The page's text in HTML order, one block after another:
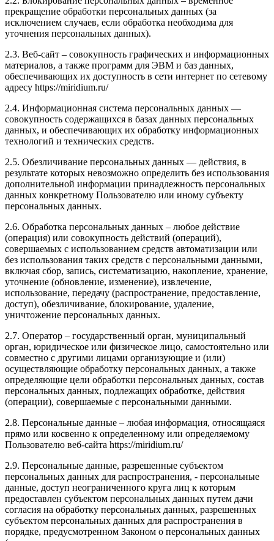
прекращение обработки персональных данных (за
исключением случаев, если обработка необходима для
уточнения персональных данных).
2.3. Веб-сайт – совокупность графических и информационных
материалов, а также программ для ЭВМ и баз данных,
обеспечивающих их доступность в сети интернет по сетевому
адресу https://miridium.ru/
2.4. Информационная система персональных данных —
совокупность содержащихся в базах данных персональных
данных, и обеспечивающих их обработку информационных
технологий и технических средств.
2.5. Обезличивание персональных данных — действия, в
результате которых невозможно определить без использования
дополнительной информации принадлежность персональных
данных конкретному Пользователю или иному субъекту
персональных данных.
2.6. Обработка персональных данных – любое действие
(операция) или совокупность действий (операций),
совершаемых с использованием средств автоматизации или
без использования таких средств с персональными данными,
включая сбор, запись, систематизацию, накопление, хранение,
уточнение (обновление, изменение), извлечение,
использование, передачу (распространение, предоставление,
доступ), обезличивание, блокирование, удаление,
уничтожение персональных данных.
2.7. Оператор – государственный орган, муниципальный
орган, юридическое или физическое лицо, самостоятельно или
совместно с другими лицами организующие и (или)
осуществляющие обработку персональных данных, а также
определяющие цели обработки персональных данных, состав
персональных данных, подлежащих обработке, действия
(операции), совершаемые с персональными данными.
2.8. Персональные данные – любая информация, относящаяся
прямо или косвенно к определенному или определяемому
Пользователю веб-сайта https://miridium.ru/
2.9. Персональные данные, разрешенные субъектом
персональных данных для распространения, - персональные
данные, доступ неограниченного круга лиц к которым
предоставлен субъектом персональных данных путем дачи
согласия на обработку персональных данных, разрешенных
субъектом персональных данных для распространения в
порядке, предусмотренном Законом о персональных данных